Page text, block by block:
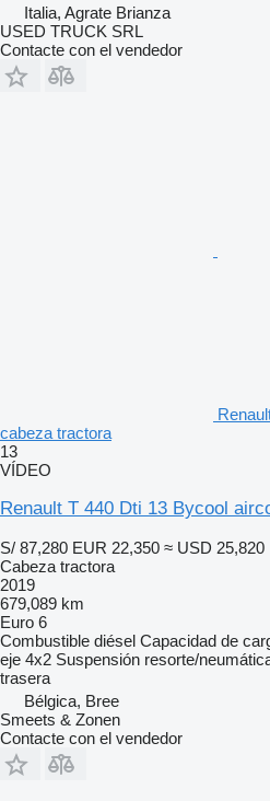
Italia, Agrate Brianza
USED TRUCK SRL
Contacte con el vendedor
cabeza tractora
13
VÍDEO
Renault T 440 Dti 13 Bycool
S/ 87,280 EUR 22,350 ≈ USD 25,820
Cabeza tractora
2019
679,089 km
Euro 6
Combustible diésel Capacidad de
eje 4x2 Suspensión resorte/
trasera
Bélgica, Bree
Smeets & Zonen
Contacte con el vendedor